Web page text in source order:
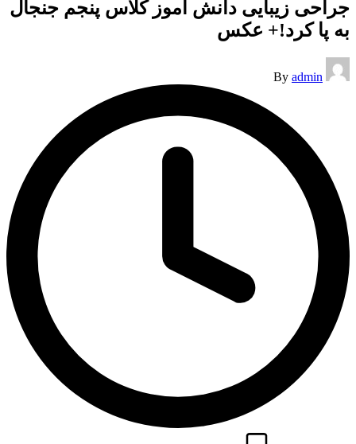
جراحی زیبایی دانش آموز کلاس پنجم جنجال
به پا کرد!+ عکس
Posted
by
By admin